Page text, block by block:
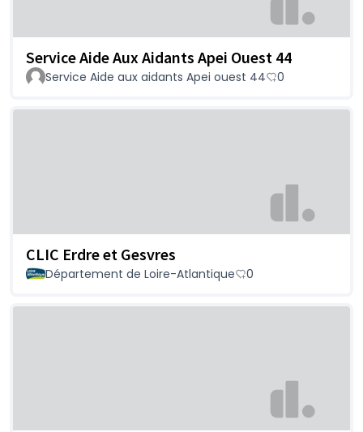
Service Aide Aux Aidants Apei Ouest 44
Service Aide aux aidants Apei ouest 44 0
CLIC Erdre et Gesvres
Département de Loire-Atlantique 0